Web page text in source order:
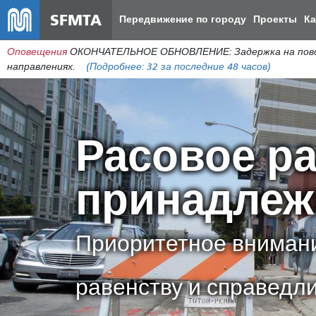
SFMTA Передвижение по городу Проекты
Оповещения ОКОНЧАТЕЛЬНОЕ ОБНОВЛЕНИЕ: Задержка на
направлениях.
(Подробнее: 32 за последние 48 часов)
Расовое
Приоритетное
равенству и